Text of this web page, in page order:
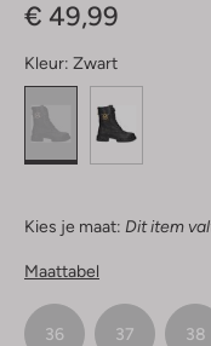
€ 49,99
Kleur: Zwart
Kies je maat: Dit item
Maattabel
36 37 38